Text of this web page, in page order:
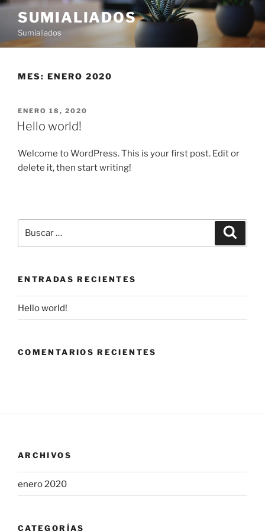
Saltar
contenido
SUMIALIADOS
Sumialiados
MES: ENERO 2020
PUBLICADO
EL
ENERO 18, 2020
Hello world!
Welcome to WordPress. This is your first post. Edit or
delete it, then start writing!
por:
ENTRADAS RECIENTES
Hello world!
COMENTARIOS RECIENTES
ARCHIVOS
enero 2020
CATEGORÍAS